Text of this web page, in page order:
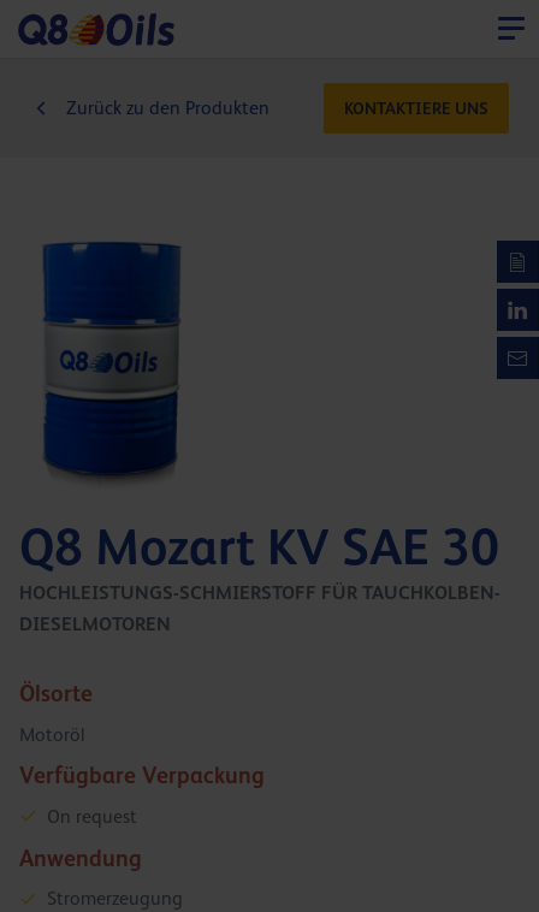
Zurück zu den Produkten KONTAKTIERE UNS
Q8 Mozart KV SAE 30
HOCHLEISTUNGS-SCHMIERSTOFF FÜR TAUCHKOLBEN-
DIESELMOTOREN
Ölsorte
Motoröl
Verfügbare Verpackung
On request
Anwendung
Stromerzeugung